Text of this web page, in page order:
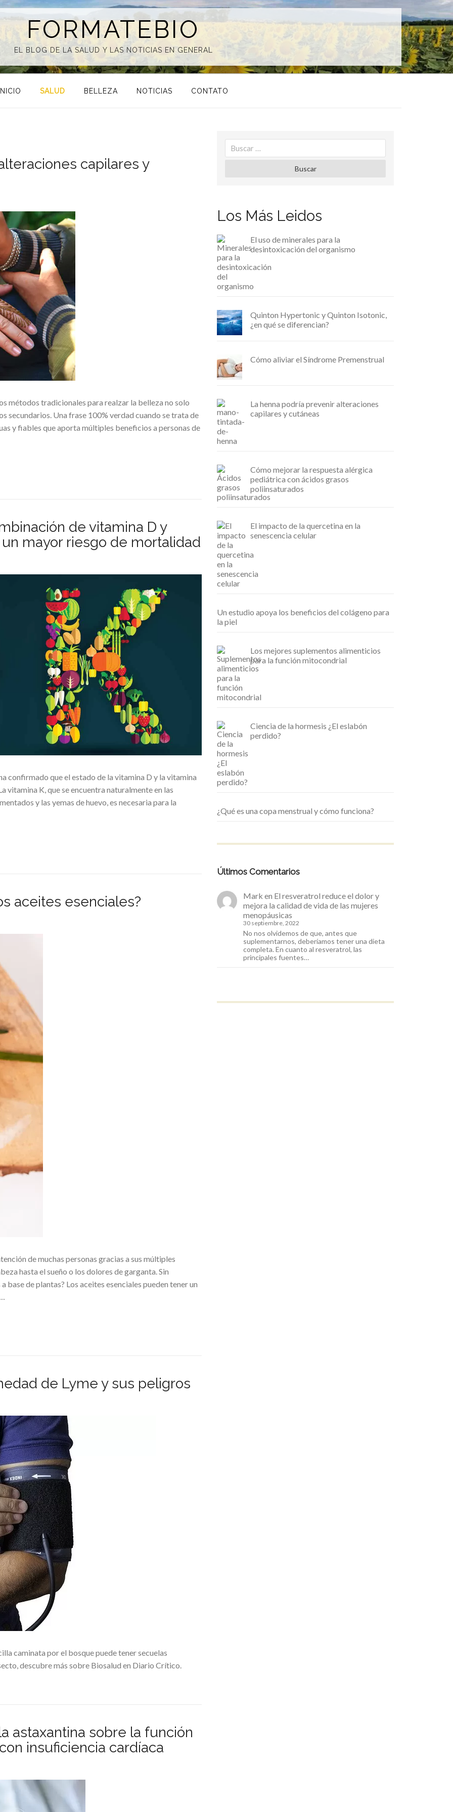
FORMATEBIO
EL BLOG DE LA SALUD Y LAS NOTICIAS EN GENERAL
INICIO SALUD BELLEZA NOTICIAS CONTATO
capilares y
métodos tradicionales para realzar la belleza no solo
secundarios. Una frase 100% verdad cuando se trata de
y fiables que aporta múltiples beneficios a personas de
de vitamina D y
mayor riesgo de mortalidad
confirmado que el estado de la vitamina D y la vitamina
K, que se encuentra naturalmente en las
y las yemas de huevo, es necesaria para la
aceites esenciales?
de muchas personas gracias a sus múltiples
hasta el sueño o los dolores de garganta. Sin
de plantas? Los aceites esenciales pueden tener un
de Lyme y sus peligros
caminata por el bosque puede tener secuelas
descubre más sobre Biosalud en Diario Crítico.
astaxantina sobre la función
insuficiencia cardíaca
Search
for:
Buscar
Los Más Leidos
El uso de minerales para la
desintoxicación del organismo
Quinton Hypertonic y Quinton Isotonic,
¿en qué se diferencian?
Cómo aliviar el Síndrome Premenstrual
La henna podría prevenir alteraciones
capilares y cutáneas
Cómo mejorar la respuesta alérgica
pediátrica con ácidos grasos
poliinsaturados
El impacto de la quercetina en la
senescencia celular
Un estudio apoya los beneficios del colágeno para
la piel
Los mejores suplementos alimenticios
para la función mitocondrial
Ciencia de la hormesis ¿El eslabón
perdido?
¿Qué es una copa menstrual y cómo funciona?
Últimos Comentarios
Mark en El resveratrol reduce el dolor y
mejora la calidad de vida de las mujeres
menopáusicas
30 septiembre, 2022
No nos olvidemos de que, antes que
suplementarnos, deberíamos tener una dieta
completa. En cuanto al resveratrol, las
principales fuentes…